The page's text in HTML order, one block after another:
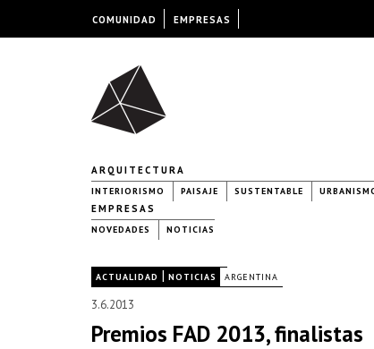
ARQUITECTURA
INTERIORISMO PAISAJE SUSTENTABLE
EMPRESAS
NOVEDADES NOTICIAS
ACTUALIDAD | NOTICIAS ARGENTINA
3.6.2013
Premios FAD 2013, finalistas
COMUNIDAD EMPRESAS